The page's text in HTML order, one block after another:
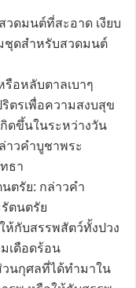
วดมนต์ที่สะอาด เงียบ
ชุดสำหรับสวดมนต์
รือหลับตาลเบาๆ
ตรเพื่อความสงบสุข
ดขึ้นในระหว่างวัน
าวคำบูชาพระ
ธา
ตรัย: กล่าวคำ
ตนตรัย
ห้กับสรรพสัตว์ทั้งปวง
เดือดร้อน
นกุศลที่ได้ทำมาใน